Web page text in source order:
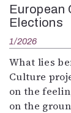
European
Elections
1/2026
What lies
Culture
on the
on the